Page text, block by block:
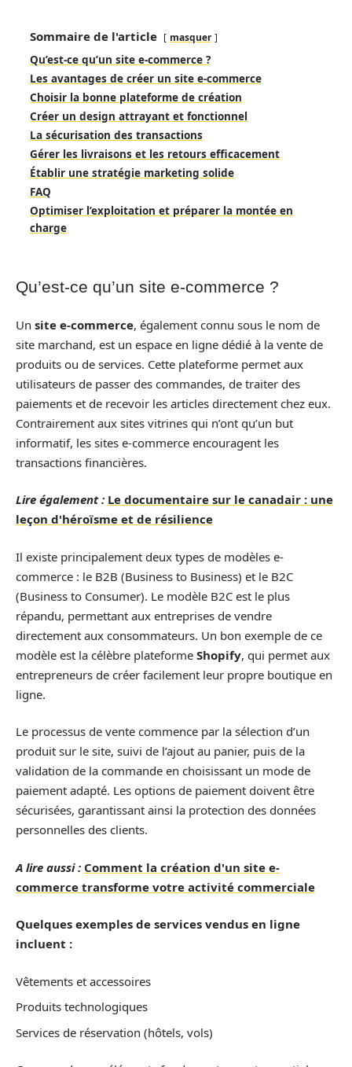
Sommaire de l'article masquer
Qu’est-ce qu’un site e-commerce ?
Les avantages de créer un site e-commerce
Choisir la bonne plateforme de création
Créer un design attrayant et fonctionnel
La sécurisation des transactions
Gérer les livraisons et les retours efficacement
Établir une stratégie marketing solide
FAQ
Optimiser l’exploitation et préparer la montée en
charge
Qu’est-ce qu’un site e-commerce ?
Un site e-commerce, également connu sous le nom de
site marchand, est un espace en ligne dédié à la vente de
produits ou de services. Cette plateforme permet aux
utilisateurs de passer des commandes, de traiter des
paiements et de recevoir les articles directement chez eux.
Contrairement aux sites vitrines qui n’ont qu’un but
informatif, les sites e-commerce encouragent les
transactions financières.
Lire également : Le documentaire sur le canadair : une
leçon d'héroïsme et de résilience
Il existe principalement deux types de modèles e-
commerce : le B2B (Business to Business) et le B2C
(Business to Consumer). Le modèle B2C est le plus
répandu, permettant aux entreprises de vendre
directement aux consommateurs. Un bon exemple de ce
modèle est la célèbre plateforme Shopify, qui permet aux
entrepreneurs de créer facilement leur propre boutique en
ligne.
Le processus de vente commence par la sélection d’un
produit sur le site, suivi de l’ajout au panier, puis de la
validation de la commande en choisissant un mode de
paiement adapté. Les options de paiement doivent être
sécurisées, garantissant ainsi la protection des données
personnelles des clients.
A lire aussi : Comment la création d'un site e-
commerce transforme votre activité commerciale
Quelques exemples de services vendus en ligne
incluent :
Vêtements et accessoires
Produits technologiques
Services de réservation (hôtels, vols)